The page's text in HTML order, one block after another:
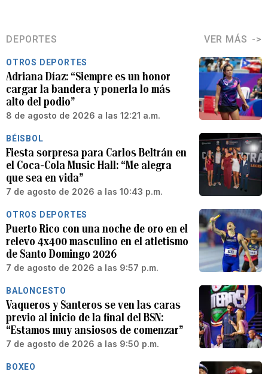
DEPORTES VER MÁS
OTROS DEPORTES
Adriana Díaz: “Siempre es un honor
cargar la bandera y ponerla lo más
alto del podio”
8 de agosto de 2026 a las 12:21 a.m.
BÉISBOL
Fiesta sorpresa para Carlos Beltrán en
el Coca-Cola Music Hall: “Me alegra
que sea en vida”
7 de agosto de 2026 a las 10:43 p.m.
OTROS DEPORTES
Puerto Rico con una noche de oro en el
relevo 4x400 masculino en el atletismo
de Santo Domingo 2026
7 de agosto de 2026 a las 9:57 p.m.
BALONCESTO
Vaqueros y Santeros se ven las caras
previo al inicio de la final del BSN:
“Estamos muy ansiosos de comenzar”
7 de agosto de 2026 a las 9:50 p.m.
BOXEO